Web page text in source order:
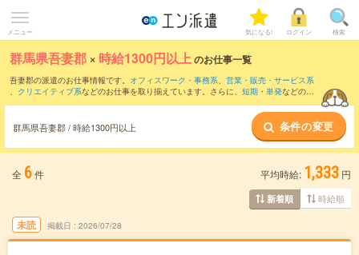
メニュー 気になる! ログイン 検索
群馬県吾妻郡 × 時給1300円以上のお仕事一覧
吾妻郡の派遣のお仕事情報です。 オフィスワーク・事務系、 営業・販売・サービス系
、 クリエイティブ系などのお仕事を取り揃えています。さらに、 短期 ・ 単発などの期
群馬県吾妻郡 / 時給1300円以上 条件の変更
全 6件 平均時給: 1,333 円
新着順 時給順
未読 掲載日 2026/07/28